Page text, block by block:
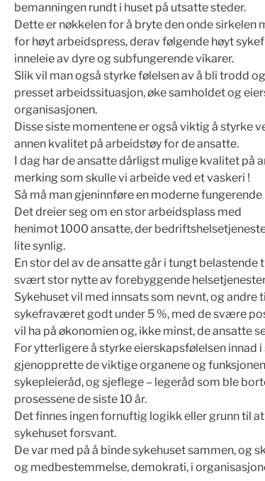
bemanningen rundt i huset på utsatte steder.
Dette er nøkkelen for å bryte den onde sirkelen
for høyt arbeidspress, derav følgende høyt
inneleie av dyre og subfungerende vikarer.
Slik vil man også styrke følelsen av å bli trodd
presset arbeidssituasjon, øke samholdet og
organisasjonen.
Disse siste momentene er også viktig å styrke
annen kvalitet på arbeidstøy for de ansatte.
I dag har de ansatte dårligst mulige kvalitet på
merking som skulle vi arbeide ved et vaskeri !
Så må man gjeninnføre en moderne
Det dreier seg om en stor arbeidsplass med
henimot 1000 ansatte, der
lite synlig.
En stor del av de ansatte går i tungt belastende
svært stor nytte av forebyggende
Sykehuset vil med innsats som nevnt, og andre
sykefraværet godt under 5 %, med de svære
vil ha på økonomien og, ikke minst, de ansatte
For ytterligere å styrke eierskapsfølelsen innad
gjenopprette de viktige organene og
sykepleieråd, og sjeflege – legeråd som ble
prosessene de siste 10 år.
Det finnes ingen fornuftig logikk eller grunn til
sykehuset forsvant.
De var med på å binde sykehuset sammen, og
og medbestemmelse, demokrati, i